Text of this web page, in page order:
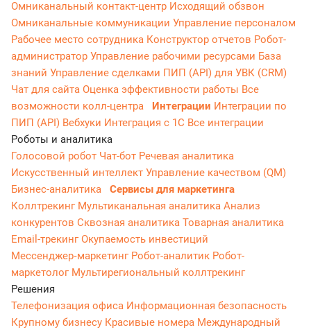
Омниканальный контакт-центр Исходящий обзвон
Омниканальные коммуникации Управление персоналом
Рабочее место сотрудника Конструктор отчетов Робот-
администратор Управление рабочими ресурсами База
знаний Управление сделками ПИП (API) для УВК (CRM)
Чат для сайта Оценка эффективности работы Все
возможности колл-центра
Интеграции Интеграции по
ПИП (API) Вебхуки Интеграция с 1С Все интеграции
Роботы и аналитика
Голосовой робот Чат-бот Речевая аналитика
Искусственный интеллект Управление качеством (QM)
Бизнес-аналитика
Сервисы для маркетинга
Коллтрекинг Мультиканальная аналитика Анализ
конкурентов Сквозная аналитика Товарная аналитика
Email-трекингОкупаемость инвестиций
Мессенджер‑маркетинг Робот-аналитик Робот-
маркетолог Мультирегиональный коллтрекинг
Решения
Телефонизация офиса Информационная безопасность
Крупному бизнесу Красивые номера Международный